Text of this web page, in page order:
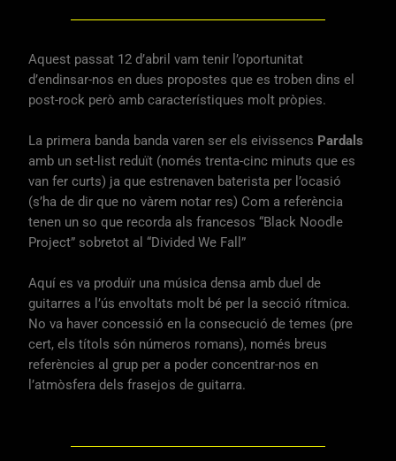
Aquest passat 12 d’abril vam tenir l’oportunitat
d’endinsar-nos en dues propostes que es troben dins el
post-rock però amb característiques molt pròpies.
La primera banda banda varen ser els eivissencs Pardals
amb un set-list reduït (només trenta-cinc minuts que es
van fer curts) ja que estrenaven baterista per l’ocasió
(s’ha de dir que no vàrem notar res) Com a referència
tenen un so que recorda als francesos “Black Noodle
Project” sobretot al “Divided We Fall”
Aquí es va produïr una música densa amb duel de
guitarres a l’ús envoltats molt bé per la secció rítmica.
No va haver concessió en la consecució de temes (pre
cert, els títols són números romans), només breus
referències al grup per a poder concentrar-nos en
l’atmòsfera dels frasejos de guitarra.